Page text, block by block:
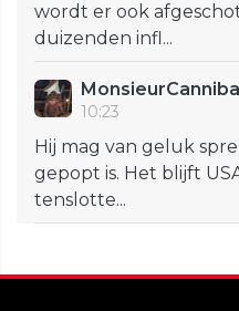
wordt er ook
duizenden infl...
10:23
Hij mag van geluk
gepopt is. Het blijft
tenslotte...